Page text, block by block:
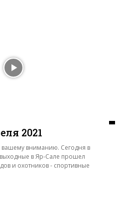
2021
вашему вниманию. Сегодня в
- спортивные